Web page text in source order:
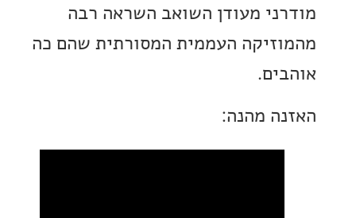
מעודן השואב השראה רבה
העממית המסורתית שהם כה
מהנה: